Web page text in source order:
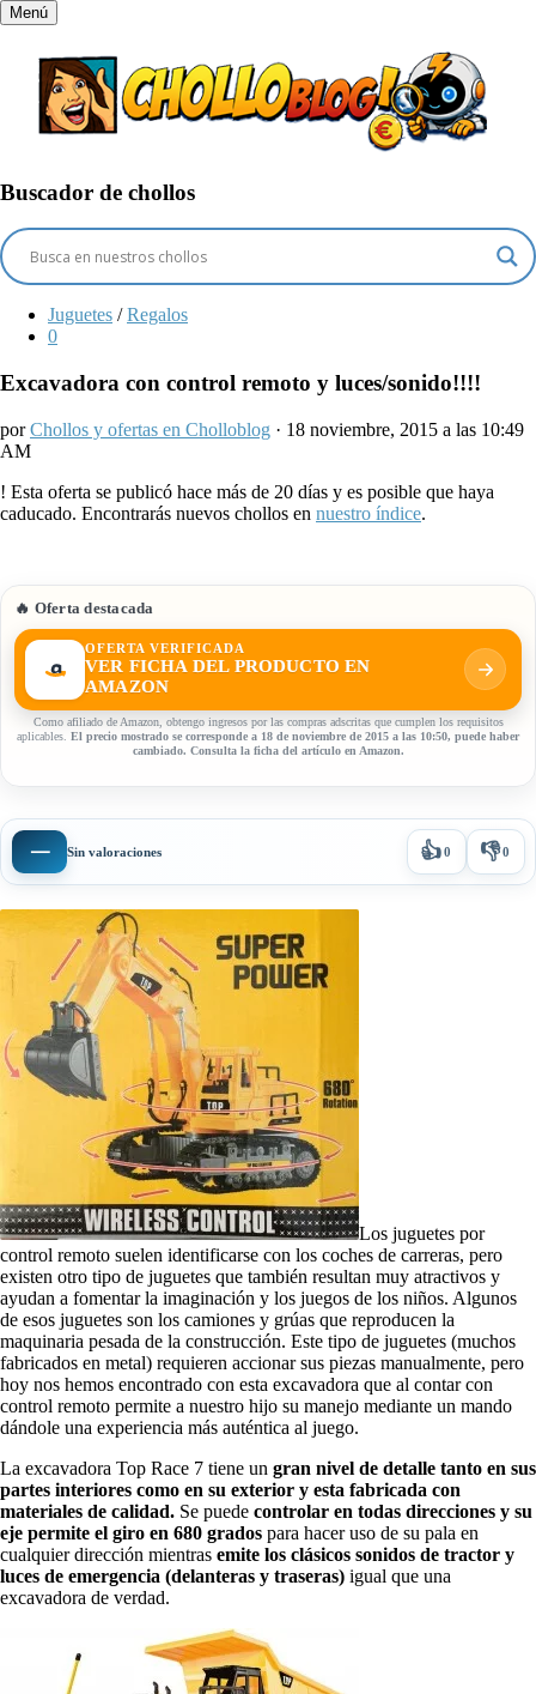
Menú
Buscador de chollos
Juguetes / Regalos
0
Excavadora con control remoto y luces/sonido!!!!
porChollos y ofertas en Cholloblog · 18 noviembre, 2015 a las 10:49
AM
! Esta oferta se publicó hace más de 20 días y es posible que haya
caducado. Encontrarás nuevos chollos en nuestro índice.
🔥 Oferta destacada
OFERTA VERIFICADA
VER FICHA DEL PRODUCTO EN
AMAZON
Como afiliado de Amazon, obtengo ingresos por las compras adscritas que cumplen los requisitos
aplicables. El precio mostrado se corresponde a 18 de noviembre de 2015 a las 10:50, puede haber
cambiado. Consulta la ficha del artículo en Amazon.
— Sin valoraciones 👍0 👎0
Los juguetes por
control remoto suelen identificarse con los coches de carreras, pero
existen otro tipo de juguetes que también resultan muy atractivos y
ayudan a fomentar la imaginación y los juegos de los niños. Algunos
de esos juguetes son los camiones y grúas que reproducen la
maquinaria pesada de la construcción. Este tipo de juguetes (muchos
fabricados en metal) requieren accionar sus piezas manualmente, pero
hoy nos hemos encontrado con esta excavadora que al contar con
control remoto permite a nuestro hijo su manejo mediante un mando
dándole una experiencia más auténtica al juego.
La excavadora Top Race 7 tiene un gran nivel de detalle tanto en sus
partes interiores como en su exterior y esta fabricada con
materiales de calidad. Se puede controlar en todas direcciones y su
eje permite el giro en 680 grados para hacer uso de su pala en
cualquier dirección mientras emite los clásicos sonidos de tractor y
luces de emergencia (delanteras y traseras) igual que una
excavadora de verdad.